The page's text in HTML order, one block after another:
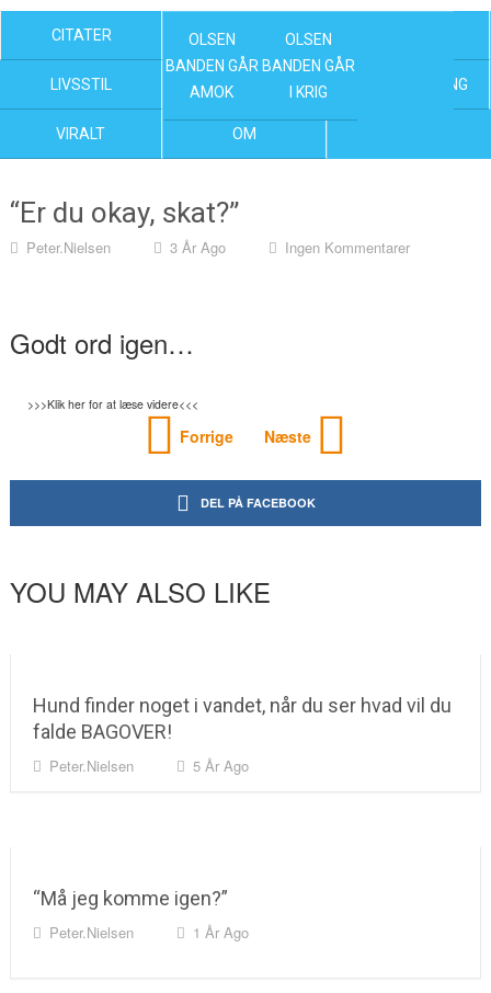
CITATER OLSEN BANDEN FILM
OLSEN
BANDEN GÅR
AMOK
OLSEN
BANDEN GÅR
I KRIG
LIVSSTIL NYHEDER UNDERHOLDNING
VIRALT OM
“Er du okay, skat?”
Peter.nielsen 3 År Ago Ingen Kommentarer
Godt ord igen…
>>>Klik her for at læse videre<<<
Forrige Næste
DEL PÅ FACEBOOK
YOU MAY ALSO LIKE
Hund finder noget i vandet, når du ser hvad vil du
falde BAGOVER!
Peter.nielsen 5 År Ago
“Må jeg komme igen?”
Peter.nielsen 1 År Ago